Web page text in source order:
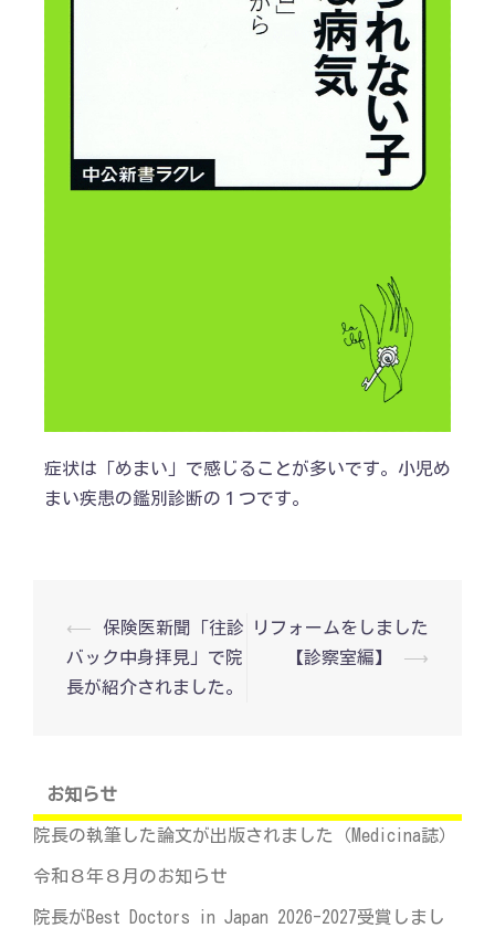
症状は「めまい」で感じることが多いです。小児め
まい疾患の鑑別診断の１つです。
投
ナ
ビ
ン
⟵
保険医新聞「往診
バック中身拝見」で院
長が紹介されました。
リフォームをしました
【診察室編】
⟶
お知らせ
院長の執筆した論文が出版されました（Medicina誌）
令和８年８月のお知らせ
院長がBest Doctors in Japan 2026-2027受賞しまし